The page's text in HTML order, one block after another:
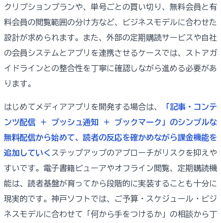
クリプションプランや、単号ごとの買い切り、無料会員と有
料会員の閲覧範囲の分け方など、ビジネスモデルに合わせた
設計が求められます。また、外部の定期購読サービスや自社
の会員システムとアプリを連携させるケースでは、ストアガ
イドラインとの整合性を丁寧に確認しながら進める必要があ
ります。
はじめてメディアアプリを開発する場合は、
「記事・コンテ
ンツ配信 ＋ プッシュ通知 ＋ ブックマーク」のシンプルな
無料配信から始めて、読者の反応を確かめながら課金機能を
追加していく ステップアップのアプローチがリスクを抑えや
すいです。電子書籍ビューアやオフライン閲覧、定期購読機
能は、読者基盤が育ってから段階的に実装することも十分に
現実的です。神戸ソフトでは、ご予算・スケジュール・ビジ
ネスモデルに合わせて「何から手をつけるか」の相談から丁